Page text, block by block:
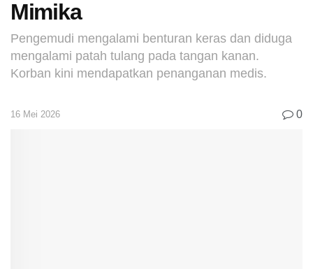
Mimika
Pengemudi mengalami benturan keras dan diduga
mengalami patah tulang pada tangan kanan.
Korban kini mendapatkan penanganan medis.
16 Mei 2026 0